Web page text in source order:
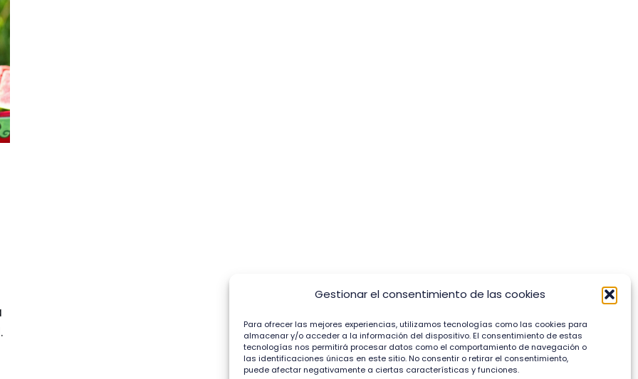
Gestionar el consentimiento de las cookies
Para ofrecer las mejores experiencias, utilizamos tecnologías como las cookies para
almacenar y/o acceder a la información del dispositivo. El consentimiento de estas
tecnologías nos permitirá procesar datos como el comportamiento de navegación o
las identificaciones únicas en este sitio. No consentir o retirar el consentimiento,
puede afectar negativamente a ciertas características y funciones.